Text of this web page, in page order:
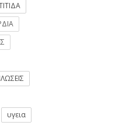
υγεια